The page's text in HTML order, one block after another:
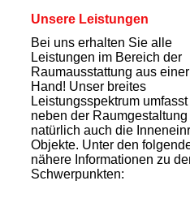
Unsere Leistungen
Bei uns erhalten Sie alle
Leistungen im Bereich der
Raumausstattung aus einer
Hand! Unser breites
Leistungsspektrum umfasst
neben der
natürlich auch die
Objekte. Unter den
nähere Informationen zu
Schwerpunkten: